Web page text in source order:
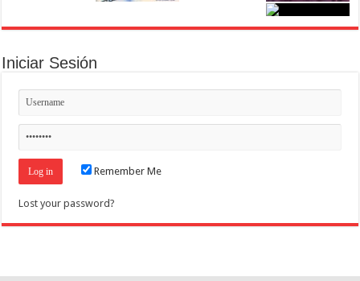
Iniciar Sesión
Remember Me
Lost your password?